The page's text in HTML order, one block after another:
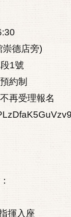
德店旁)
1號
約制
再受理報名
揮入座